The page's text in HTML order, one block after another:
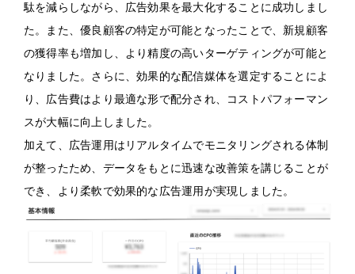
駄を減らしながら、広告効果を最大化することに成功しまし
た。また、優良顧客の特定が可能となったことで、新規顧客
の獲得率も増加し、より精度の高いターゲティングが可能と
なりました。さらに、効果的な配信媒体を選定することによ
り、広告費はより最適な形で配分され、コストパフォーマン
スが大幅に向上しました。
加えて、広告運用はリアルタイムでモニタリングされる体制
が整ったため、データをもとに迅速な改善策を講じることが
でき、より柔軟で効果的な広告運用が実現しました。